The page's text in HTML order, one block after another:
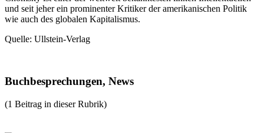
und seit jeher ein prominenter Kritiker der amerikanischen Politik
wie auch des globalen Kapitalismus.
Quelle: Ullstein-Verlag
Buchbesprechungen, News
(1 Beitrag in dieser Rubrik)